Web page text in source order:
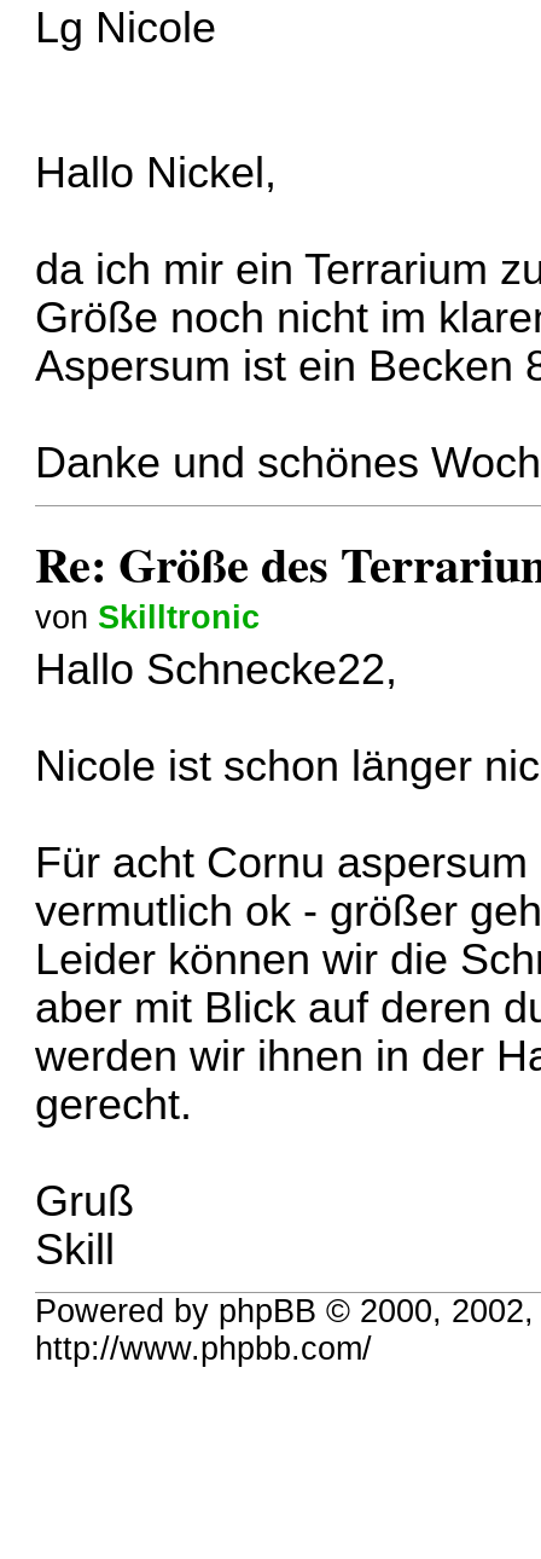
Lg Nicole
Hallo Nickel,
da ich mir ein Terrarium
Größe noch nicht im
Aspersum ist ein Becken
Danke und schönes
Re: Größe des
von Skilltronic
Hallo Schnecke22,
Nicole ist schon länger
Für acht Cornu
vermutlich ok - größer
Leider können wir die
aber mit Blick auf deren
werden wir ihnen in der
gerecht.
Gruß
Skill
Powered by phpBB © 2000,
http://www.phpbb.com/